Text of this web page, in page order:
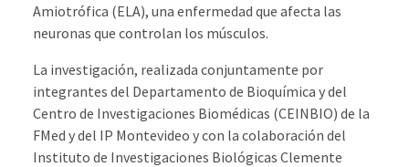
Amiotrófica (ELA), una enfermedad que afecta las
neuronas que controlan los músculos.
La investigación, realizada conjuntamente por
integrantes del Departamento de Bioquímica y del
Centro de Investigaciones Biomédicas (CEINBIO) de la
FMed y del IP Montevideo y con la colaboración del
Instituto de Investigaciones Biológicas Clemente